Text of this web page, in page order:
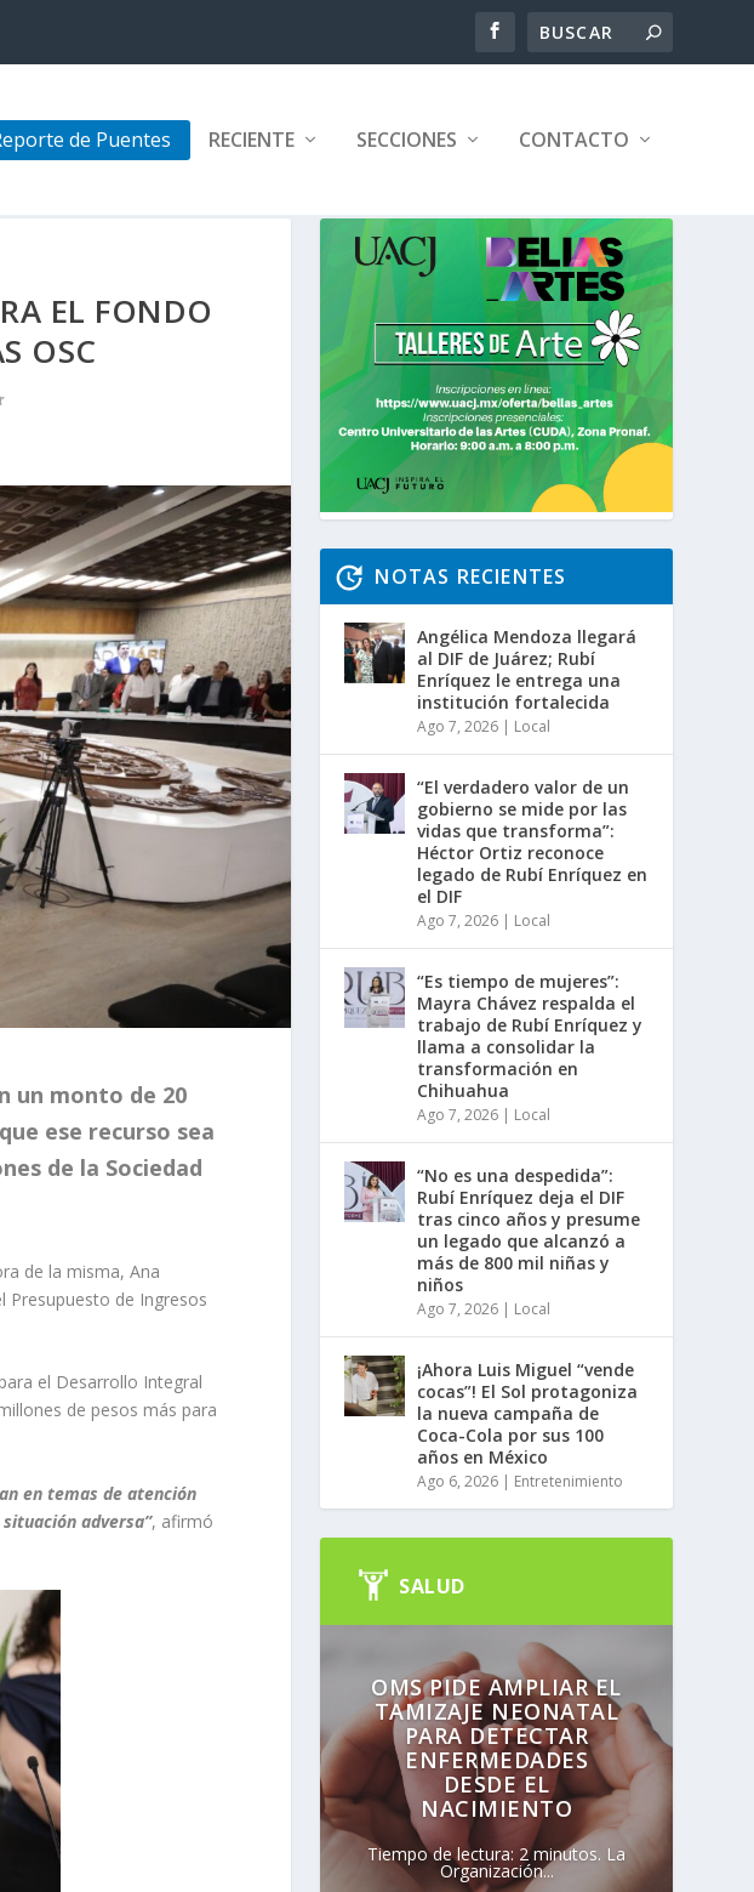
de Puentes RECIENTE SECCIONES CONTACTO
EL FONDO
OSC
un monto de 20
ese recurso sea
de la Sociedad
de la misma, Ana
Presupuesto de Ingresos
el Desarrollo Integral
de pesos más para
en temas de atención
adversa”, afirmó
NOTAS RECIENTES
Angélica Mendoza llegará
al DIF de Juárez; Rubí
Enríquez le entrega una
institución fortalecida
Ago 7, 2026 | Local
“El verdadero valor de un
gobierno se mide por las
vidas que transforma”:
Héctor Ortiz reconoce
legado de Rubí Enríquez en
el DIF
Ago 7, 2026 | Local
“Es tiempo de mujeres”:
Mayra Chávez respalda el
trabajo de Rubí Enríquez y
llama a consolidar la
transformación en
Chihuahua
Ago 7, 2026 | Local
“No es una despedida”:
Rubí Enríquez deja el DIF
tras cinco años y presume
un legado que alcanzó a
más de 800 mil niñas y
niños
Ago 7, 2026 | Local
¡Ahora Luis Miguel “vende
cocas”! El Sol protagoniza
la nueva campaña de
Coca-Cola por sus 100
años en México
Ago 6, 2026 | Entretenimiento
SALUD
OMS PIDE AMPLIAR EL
TAMIZAJE NEONATAL
PARA DETECTAR
ENFERMEDADES
DESDE EL
NACIMIENTO
Tiempo de lectura: 2 minutos. La
Organización...